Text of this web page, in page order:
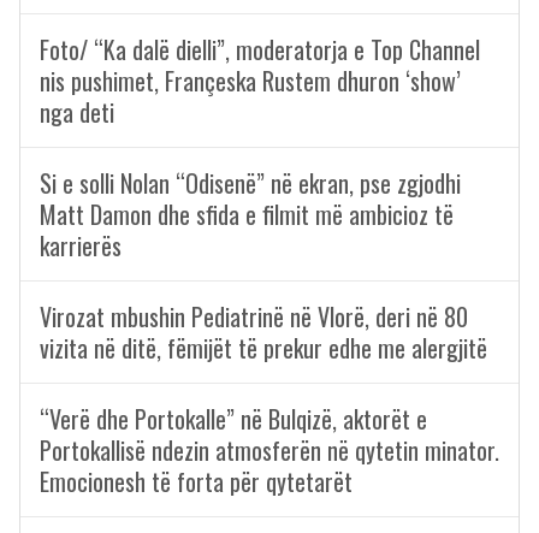
Foto/ “Ka dalë dielli”, moderatorja e Top Channel
nis pushimet, Françeska Rustem dhuron ‘show’
nga deti
Si e solli Nolan “Odisenë” në ekran, pse zgjodhi
Matt Damon dhe sfida e filmit më ambicioz të
karrierës
Virozat mbushin Pediatrinë në Vlorë, deri në 80
vizita në ditë, fëmijët të prekur edhe me alergjitë
“Verë dhe Portokalle” në Bulqizë, aktorët e
Portokallisë ndezin atmosferën në qytetin minator.
Emocionesh të forta për qytetarët